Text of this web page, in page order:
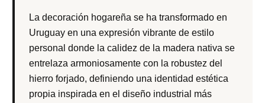
La decoración hogareña se ha transformado en
Uruguay en una expresión vibrante de estilo
personal donde la calidez de la madera nativa se
entrelaza armoniosamente con la robustez del
hierro forjado, definiendo una identidad estética
propia inspirada en el diseño industrial más